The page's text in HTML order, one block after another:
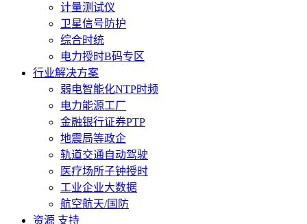
计量测试仪
卫星信号防护
综合时统
电力授时B码专区
行业解决方案
弱电智能化NTP时频
电力能源工厂
金融银行证券PTP
地震局等政企
轨道交通自动驾驶
医疗场所子钟授时
工业企业大数据
航空航天/国防
资源 支持